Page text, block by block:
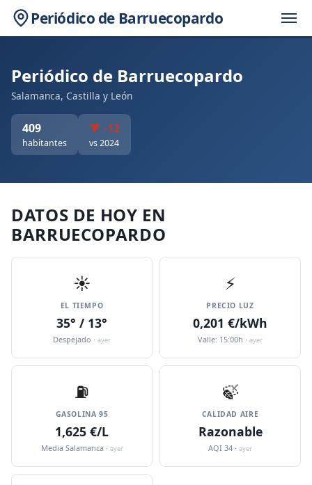
Periódico de Barruecopardo
Periódico de Barruecopardo
Salamanca, Castilla y León
409
habitantes
▼ -12
vs 2024
DATOS DE HOY EN
BARRUECOPARDO
☀️
EL TIEMPO
35° / 13°
Despejado · ayer
⚡
PRECIO LUZ
0,201 €/kWh
Valle: 15:00h · ayer
⛽️
GASOLINA 95
1,625 €/L
Media Salamanca · ayer
🍃
CALIDAD AIRE
Razonable
AQI 34 · ayer